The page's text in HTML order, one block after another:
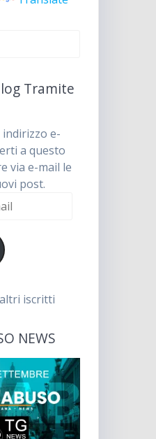
Tramite
e-
a questo
via e-mail le
post.
iscritti
NEWS